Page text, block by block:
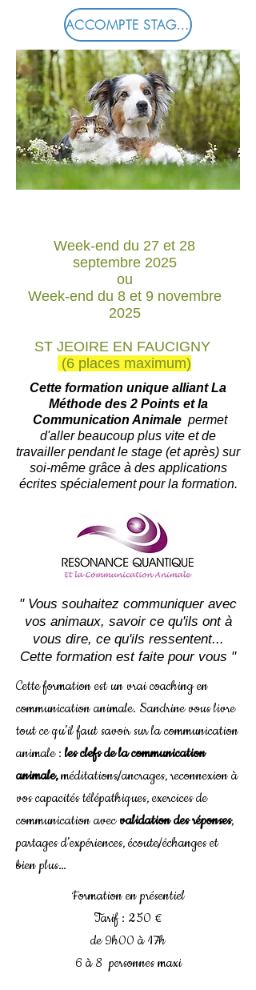
ACCOMPTE STAGE - 65 euros
Week-end du 27 et 28
septembre 2025
ou
Week-end du 8 et 9 novembre
2025
ST JEOIRE EN FAUCIGNY
(6 places maximum)
Cette formation unique alliant La
Méthode des 2 Points et la
Communication Animale permet
d'aller beaucoup plus vite et de
travailler pendant le stage (et après) sur
soi-même grâce à des applications
écrites spécialement pour la formation.
" Vous souhaitez communiquer avec
vos animaux, savoir ce qu'ils ont à
vous dire, ce qu'ils ressentent...
Cette formation est faite pour vous "
Cette formation est un vrai coaching en
communication animale. Sandrine vous livre
tout ce qu’il faut savoir sur la communication
animale : les clefs de la communication
animale,méditations/ancrages, reconnexion à
vos capacités télépathiques, exercices de
communication avecvalidation des réponses,
partages d’expériences, écoute/échanges et
bien plus…
Formation en présentiel
Tarif : 250 €
de 9h00 à 17h
6 à 8 personnes maxi